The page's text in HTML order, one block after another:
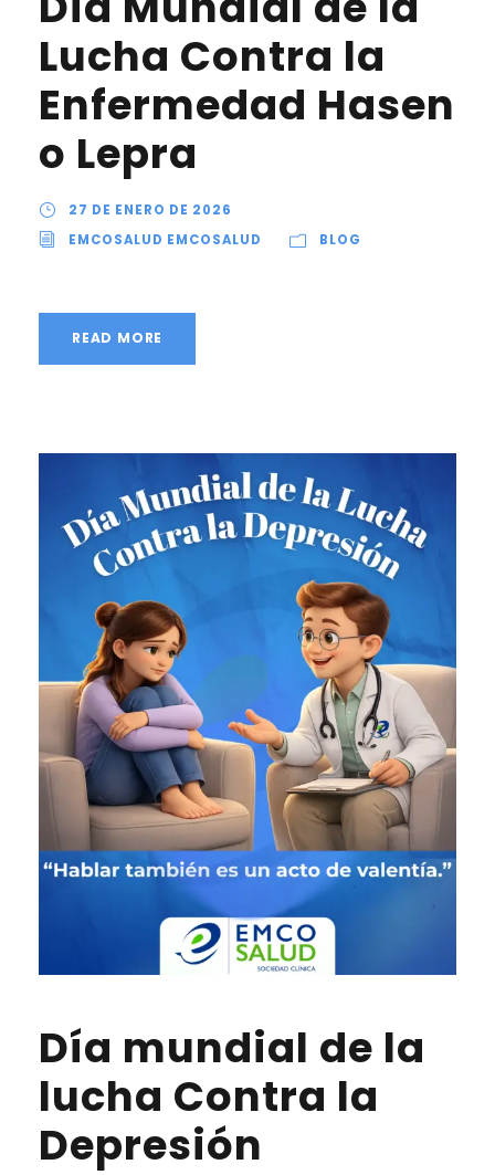
Lucha Contra la
Enfermedad Hasen
o Lepra
27 DE ENERO DE 2026
EMCOSALUD EMCOSALUD
BLOG
READ MORE
Día mundial de la
lucha Contra la
Depresión